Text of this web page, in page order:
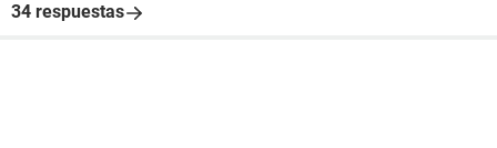
34 respuestas